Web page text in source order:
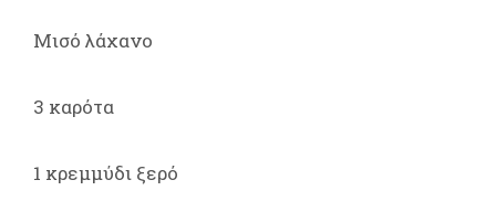
Μισό λάχανο
3 καρότα
1 κρεμμύδι ξερό